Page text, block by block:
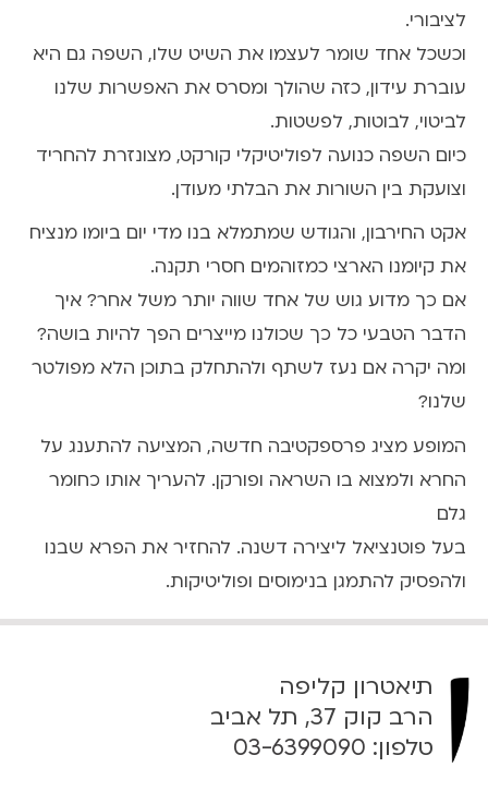
לציבורי.
וכשכל אחד שומר לעצמו את השיט שלו, השפה גם היא
עוברת עידון, כזה שהולך ומסרס את האפשרות שלנו
לביטוי, לבוטות, לפשטות.
כיום השפה כנועה לפוליטיקלי קורקט, מצונזרת להחריד
וצועקת בין השורות את הבלתי מעודן.
אקט החירבון, והגודש שמתמלא בנו מדי יום ביומו מנציח
את קיומנו הארצי כמזוהמים חסרי תקנה.
אם כך מדוע גוש של אחד שווה יותר משל אחר? איך
הדבר הטבעי כל כך שכולנו מייצרים הפך להיות בושה?
ומה יקרה אם נעז לשתף ולהתחלק בתוכן הלא מפולטר
שלנו?
המופע מציג פרספקטיבה חדשה, המציעה להתענג על
החרא ולמצוא בו השראה ופורקן. להעריך אותו כחומר
גלם
בעל פוטנציאל ליצירה דשנה. להחזיר את הפרא שבנו
ולהפסיק להתמגן בנימוסים ופוליטיקות.
תיאטרון קליפה
הרב קוק 37, תל אביב
טלפון: 03-6399090